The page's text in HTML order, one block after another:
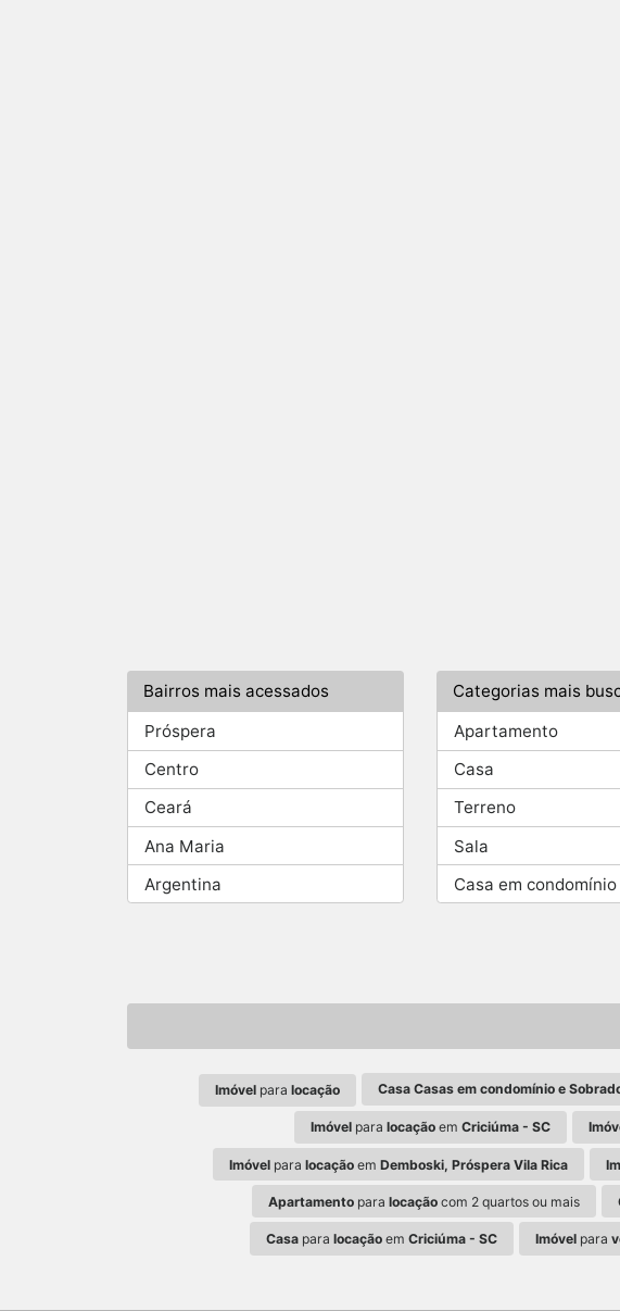
Bairros mais acessados
Próspera
Centro
Ceará
Ana Maria
Argentina
Categorias mais
Apartamento
Casa
Terreno
Sala
Casa em condomínio
Imóvelpara locação Casa Casas em condomínio e
Imóvelpara locaçãoem Criciúma - SC
Imóvelpara locaçãoem Demboski, Próspera Vila Rica
Apartamentopara locaçãocom 2 quartos ou mais
Casapara locaçãoem Criciúma - SC Imóvel para